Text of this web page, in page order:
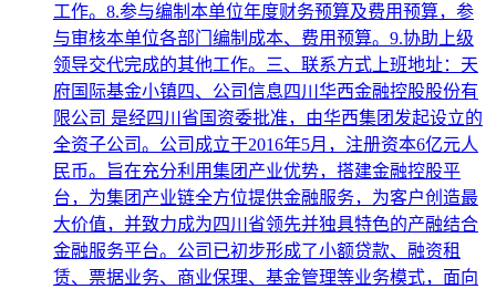
工作。8.参与编制本单位年度财务预算及费用预算，参
与审核本单位各部门编制成本、费用预算。9.协助上级
领导交代完成的其他工作。三、联系方式上班地址：天
府国际基金小镇四、公司信息四川华西金融控股股份有
限公司 是经四川省国资委批准，由华西集团发起设立的
全资子公司。公司成立于2016年5月，注册资本6亿元人
民币。旨在充分利用集团产业优势，搭建金融控股平
台，为集团产业链全方位提供金融服务，为客户创造最
大价值，并致力成为四川省领先并独具特色的产融结合
金融服务平台。公司已初步形成了小额贷款、融资租
赁、票据业务、商业保理、基金管理等业务模式，面向